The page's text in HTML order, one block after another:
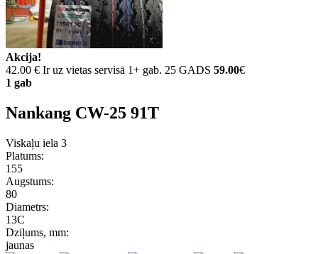
Akcija!
42.00 € Ir uz vietas servisā 1+ gab. 25 GADS 59.00€
1 gab
Nankang CW-25 91T
Viskaļu iela 3
Platums:
155
Augstums:
80
Diametrs:
13C
Dziļums, mm:
jaunas